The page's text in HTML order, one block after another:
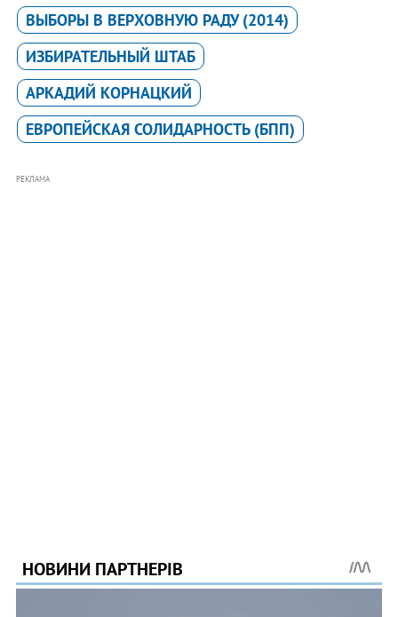
ВЫБОРЫ В ВЕРХОВНУЮ РАДУ (2014)
ИЗБИРАТЕЛЬНЫЙ ШТАБ
АРКАДИЙ КОРНАЦКИЙ
ЕВРОПЕЙСКАЯ СОЛИДАРНОСТЬ (БПП)
РЕКЛАМА